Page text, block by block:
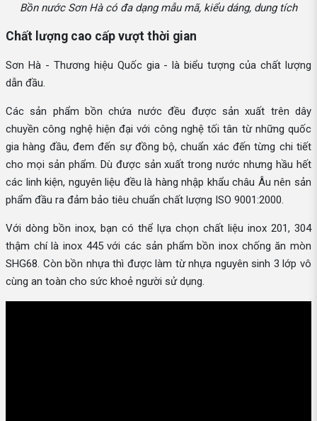
Bồn nước Sơn Hà có đa dạng mẫu mã, kiểu dáng, dung tích
Chất lượng cao cấp vượt thời gian
Sơn Hà - Thương hiệu Quốc gia - là biểu tượng của chất lượng
dẫn đầu.
Các sản phẩm bồn chứa nước đều được sản xuất trên dây
chuyền công nghệ hiện đại với công nghệ tối tân từ những quốc
gia hàng đầu, đem đến sự đồng bộ, chuẩn xác đến từng chi tiết
cho mọi sản phẩm. Dù được sản xuất trong nước nhưng hầu hết
các linh kiện, nguyên liệu đều là hàng nhập khẩu châu Âu nên sản
phẩm đầu ra đảm bảo tiêu chuẩn chất lượng ISO 9001:2000.
Với dòng bồn inox, bạn có thể lựa chọn chất liệu inox 201, 304
thậm chí là inox 445 với các sản phẩm bồn inox chống ăn mòn
SHG68. Còn bồn nhựa thì được làm từ nhựa nguyên sinh 3 lớp vô
cùng an toàn cho sức khoẻ người sử dụng.